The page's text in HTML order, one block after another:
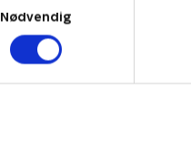
Nødvendig